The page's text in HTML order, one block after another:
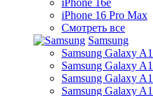
iPhone 16e
iPhone 16 Pro Max
Смотреть все
Samsung
Samsung Galaxy
Samsung Galaxy
Samsung Galaxy
Samsung Galaxy